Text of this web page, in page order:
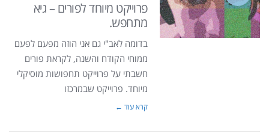
פרוייקט מיוחד לפורים – גיא
מתחפש.
בדומה לאב"י גם אני הוזה מפעם לפעם
ממוחי הקודח והשנה, לקראת פורים
חשבתי על פרוייקט תחפושות מוסיקלי
מיוחד. פרוייקט שבמרכזו
קרא עוד ←